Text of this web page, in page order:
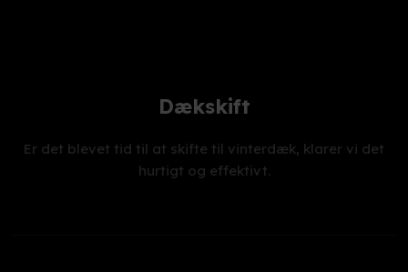
Dækskift
Er det blevet tid til at skifte til vinterdæk, klarer vi det
hurtigt og effektivt.